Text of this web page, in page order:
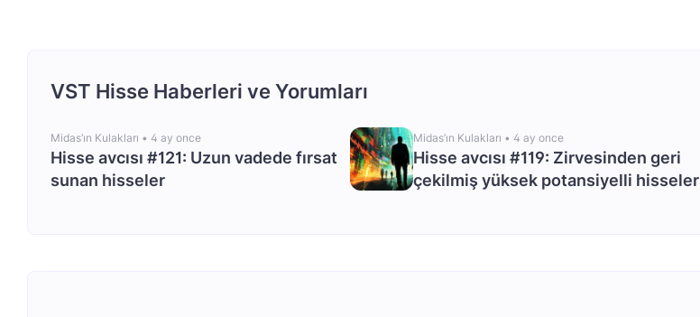
VST Hisse Haberleri ve Yorumları
Midas’ın Kulakları • 4 ay once
Hisse avcısı #121: Uzun vadede fırsat
sunan hisseler
Midas’ın Kulakları • 4 ay once
Hisse avcısı #119: Zirvesinden geri
çekilmiş yüksek potansiyelli hisseler